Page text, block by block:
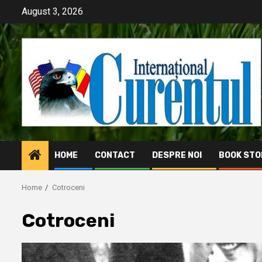
content
August 3, 2026
HOME CONTACT DESPRE NOI BOOK
Home Cotroceni
Cotroceni